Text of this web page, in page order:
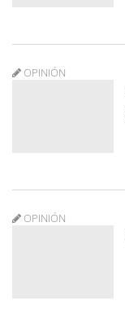
OPINIÓN
OPINIÓN